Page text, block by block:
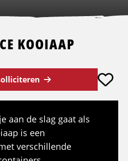
KOOIAAP
aan de slag gaat als
is een
verschillende